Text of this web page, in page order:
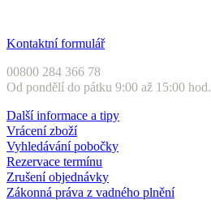
Kontaktní formulář
00800 284 366 78
Od pondělí do pátku 9:00 až 15:00 hod.
Další informace a tipy
Vrácení zboží
Vyhledávání pobočky
Rezervace termínu
Zrušení objednávky
Zákonná práva z vadného plnění